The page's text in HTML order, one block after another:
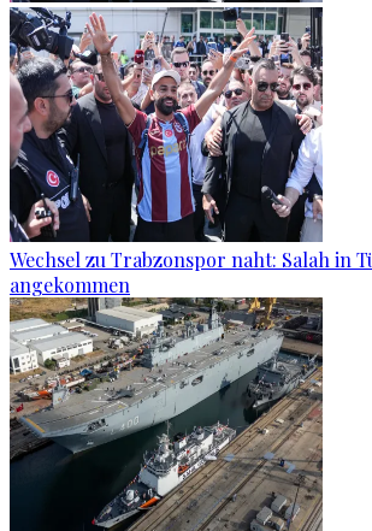
Wechsel zu Trabzonspor naht: Salah in
angekommen